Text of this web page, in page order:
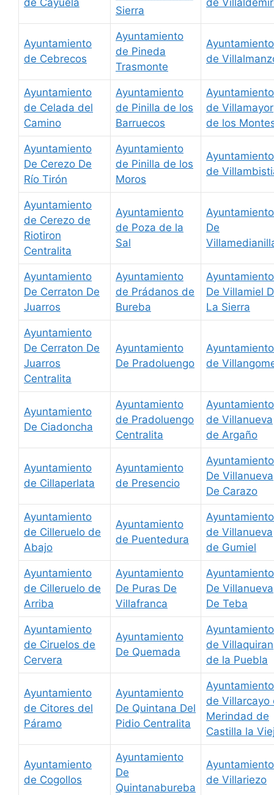
de Cayuela
Sierra
de
Ayuntamiento
de Cebrecos
Ayuntamiento
de Pineda
Trasmonte
Ayuntamiento
de
Ayuntamiento
de Celada del
Camino
Ayuntamiento
de Pinilla de los
Barruecos
Ayuntamiento
de Villamayor
de los
Ayuntamiento
De Cerezo De
Río Tirón
Ayuntamiento
de Pinilla de los
Moros
Ayuntamiento
de
Ayuntamiento
de Cerezo de
Riotiron
Centralita
Ayuntamiento
de Poza de la
Sal
Ayuntamiento
De
Ayuntamiento
De Cerraton De
Juarros
Ayuntamiento
de Prádanos de
Bureba
Ayuntamiento
De Villamiel
La Sierra
Ayuntamiento
De Cerraton De
Juarros
Centralita
Ayuntamiento
De Pradoluengo
Ayuntamiento
de
Ayuntamiento
De Ciadoncha
Ayuntamiento
de Pradoluengo
Centralita
Ayuntamiento
de Villanueva
de Argaño
Ayuntamiento
de Cillaperlata
Ayuntamiento
de Presencio
Ayuntamiento
De Villanueva
De Carazo
Ayuntamiento
de Cilleruelo de
Abajo
Ayuntamiento
de Puentedura
Ayuntamiento
de Villanueva
de Gumiel
Ayuntamiento
de Cilleruelo de
Arriba
Ayuntamiento
De Puras De
Villafranca
Ayuntamiento
De Villanueva
De Teba
Ayuntamiento
de Ciruelos de
Cervera
Ayuntamiento
De Quemada
Ayuntamiento
de Villaquiran
de la Puebla
Ayuntamiento
de Citores del
Páramo
Ayuntamiento
De Quintana Del
Pidio Centralita
Ayuntamiento
de Villarcayo
Merindad de
Castilla la
Ayuntamiento
de Cogollos
Ayuntamiento
De
Quintanabureba
Ayuntamiento
de Villariezo